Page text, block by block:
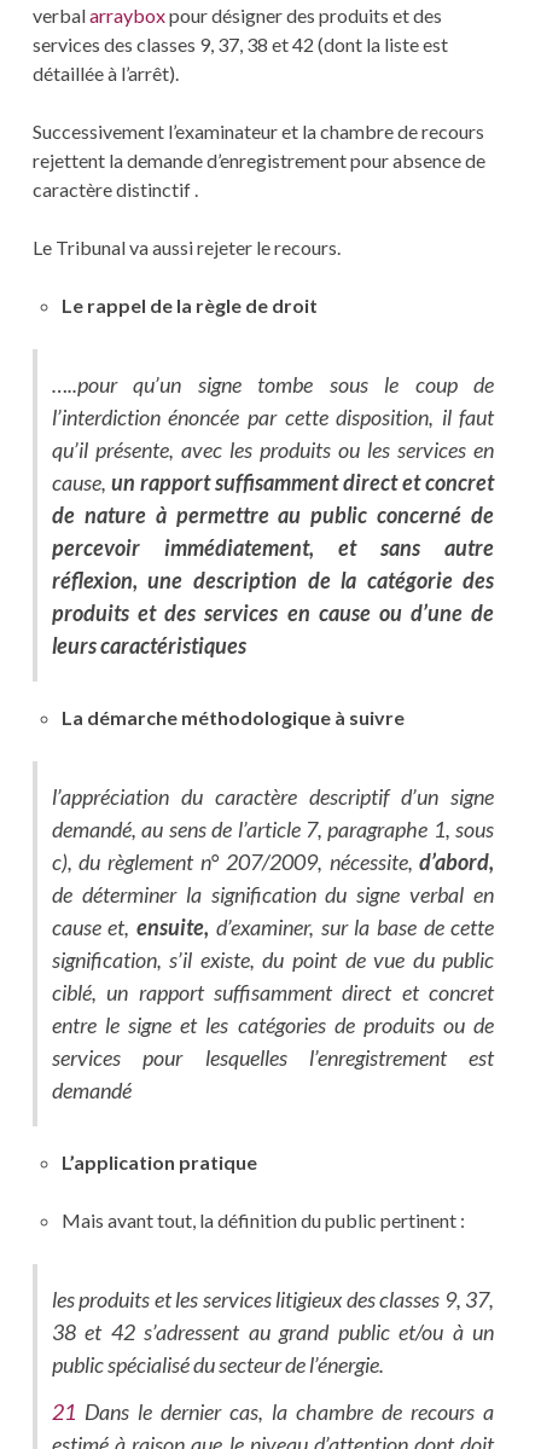
verbalarrayboxpour désigner des produits et des
services des classes 9, 37, 38 et 42 (dont la liste est
détaillée à l’arrêt).
Successivement l’examinateur et la chambre de recours
rejettent la demande d’enregistrement pour absence de
caractère distinctif .
Le Tribunal va aussi rejeter le recours.
Le rappel de la règle de droit
…..pour qu’un signe tombe sous le coup de
l’interdiction énoncée par cette disposition, il faut
qu’il présente, avec les produits ou les services en
cause, un rapport suffisamment direct et concret
de nature à permettre au public concerné de
percevoir immédiatement, et sans autre
réflexion, une description de la catégorie des
produits et des services en cause ou d’une de
leurs caractéristiques
La démarche méthodologique à suivre
l’appréciation du caractère descriptif d’un signe
demandé, au sens de l’article 7, paragraphe 1, sous
c), du règlement n° 207/2009, nécessite,d’abord,
de déterminer la signification du signe verbal en
cause et,ensuite, d’examiner, sur la base de cette
signification, s’il existe, du point de vue du public
ciblé, un rapport suffisamment direct et concret
entre le signe et les catégories de produits ou de
services pour lesquelles l’enregistrement est
demandé
L’application pratique
Mais avant tout, la définition du public pertinent :
les produits et les services litigieux des classes 9, 37,
38 et 42 s’adressent au grand public et/ou à un
public spécialisé du secteur de l’énergie.
21 Dans le dernier cas, la chambre de recours a